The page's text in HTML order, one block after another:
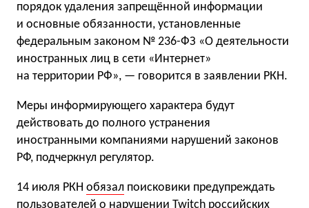
порядок удаления запрещённой информации
и основные обязанности, установленные
федеральным законом № 236-ФЗ «О деятельности
иностранных лиц в сети «Интернет»
на территории РФ», — говорится в заявлении РКН.
Меры информирующего характера будут
действовать до полного устранения
иностранными компаниями нарушений законов
РФ, подчеркнул регулятор.
14 июля РКН обязал поисковики предупреждать
пользователей о нарушении Twitch российских